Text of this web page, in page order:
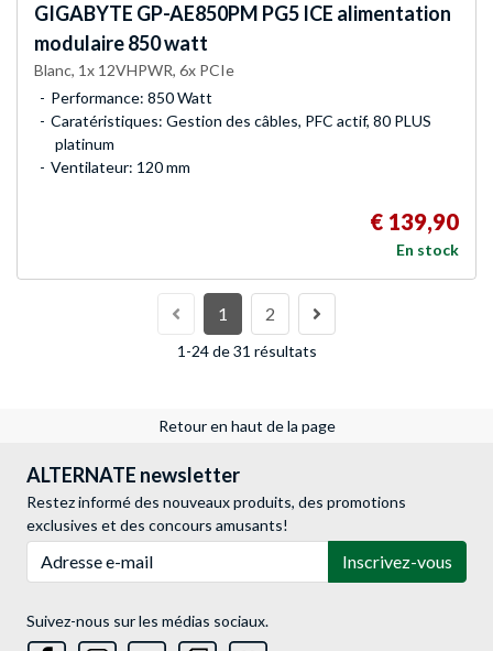
GIGABYTE GP-AE850PM PG5 ICE alimentation
modulaire 850 watt
Blanc, 1x 12VHPWR, 6x PCIe
Performance: 850 Watt
Caratéristiques: Gestion des câbles, PFC actif, 80 PLUS
platinum
Ventilateur: 120 mm
€ 139,90
En stock
1 2
1-24 de 31 résultats
Retour en haut de la page
ALTERNATE newsletter
Restez informé des nouveaux produits, des promotions
exclusives et des concours amusants!
Inscrivez-vous
Suivez-nous sur les médias sociaux.